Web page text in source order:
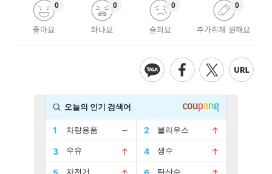
좋아요
0
화나요
0
슬퍼요
0
추가취재 원해요
0